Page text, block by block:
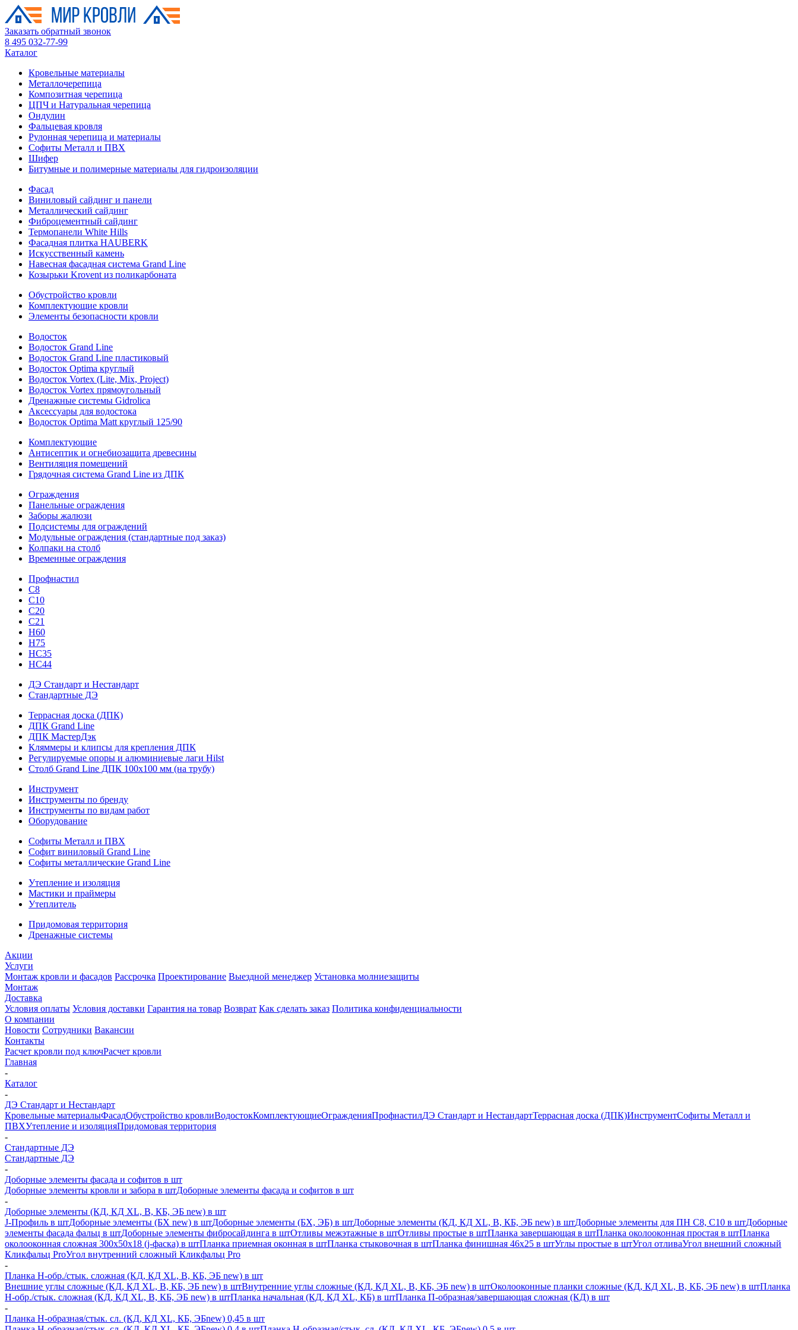
Заказать обратный звонок
8 495 032-77-99
Каталог
Кровельные материалы
Металлочерепица
Композитная черепица
ЦПЧ и Натуральная черепица
Ондулин
Фальцевая кровля
Рулонная черепица и материалы
Софиты Металл и ПВХ
Шифер
Битумные и полимерные материалы для гидроизоляции
Фасад
Виниловый сайдинг и панели
Металлический сайдинг
Фиброцементный сайдинг
Термопанели White Hills
Фасадная плитка HAUBERK
Искусственный камень
Навесная фасадная система Grand Line
Козырьки Krovent из поликарбоната
Обустройство кровли
Комплектующие кровли
Элементы безопасности кровли
Водосток
Водосток Grand Line
Водосток Grand Line пластиковый
Водосток Optima круглый
Водосток Vortex (Lite, Mix, Project)
Водосток Vortex прямоугольный
Дренажные системы Gidrolica
Аксессуары для водостока
Водосток Optima Matt круглый 125/90
Комплектующие
Антисептик и огнебиозащита древесины
Вентиляция помещений
Грядочная система Grand Line из ДПК
Ограждения
Панельные ограждения
Заборы жалюзи
Подсистемы для ограждений
Модульные ограждения (стандартные под заказ)
Колпаки на столб
Временные ограждения
Профнастил
С8
С10
С20
С21
H60
H75
HС35
НС44
ДЭ Стандарт и Нестандарт
Стандартные ДЭ
Террасная доска (ДПК)
ДПК Grand Line
ДПК МастерДэк
Кляммеры и клипсы для крепления ДПК
Регулируемые опоры и алюминиевые лаги Hilst
Столб Grand Line ДПК 100х100 мм (на трубу)
Инструмент
Инструменты по бренду
Инструменты по видам работ
Оборудование
Софиты Металл и ПВХ
Софит виниловый Grand Line
Софиты металлические Grand Line
Утепление и изоляция
Мастики и праймеры
Утеплитель
Придомовая территория
Дренажные системы
Акции
Услуги
Монтаж кровли и фасадов Рассрочка Проектирование Выездной менеджер Установка молниезащиты
Монтаж
Доставка
Условия оплаты Условия доставки Гарантия на товар Возврат Как сделать заказ Политика конфиденциальности
О компании
Новости Сотрудники Вакансии
Контакты
Расчет кровли под ключРасчет кровли
Главная
-
Каталог
-
ДЭ Стандарт и Нестандарт
Кровельные материалыФасадОбустройство кровлиВодостокКомплектующиеОгражденияПрофнастилДЭ Стандарт и НестандартТеррасная доска (ДПК)ИнструментСофиты Металл и
ПВХУтепление и изоляцияПридомовая территория
-
Стандартные ДЭ
Стандартные ДЭ
-
Доборные элементы фасада и софитов в шт
Доборные элементы кровли и забора в штДоборные элементы фасада и софитов в шт
-
Доборные элементы (КД, КД XL, В, КБ, ЭБ new) в шт
J-Профиль в штДоборные элементы (БХ new) в штДоборные элементы (БХ, ЭБ) в штДоборные элементы (КД, КД XL, В, КБ, ЭБ new) в штДоборные элементы для ПН С8, С10 в штДоборные
элементы фасада фальц в штДоборные элементы фибросайдинга в штОтливы межэтажные в штОтливы простые в штПланка завершающая в штПланка околооконная простая в штПланка
околооконная сложная 300х50х18 (j-фаска) в штПланка приемная оконная в штПланка стыковочная в штПланка финишная 46х25 в штУглы простые в штУгол отливаУгол внешний сложный
Кликфальц ProУгол внутренний сложный Кликфальц Pro
-
Планка H-обр./стык. сложная (КД, КД XL, В, КБ, ЭБ new) в шт
Внешние углы сложные (КД, КД XL, В, КБ, ЭБ new) в штВнутренние углы сложные (КД, КД XL, В, КБ, ЭБ new) в штОколооконные планки сложные (КД, КД XL, В, КБ, ЭБ new) в штПланка
H-обр./стык. сложная (КД, КД XL, В, КБ, ЭБ new) в штПланка начальная (КД, КД XL, КБ) в штПланка П-образная/завершающая сложная (КД) в шт
-
Планка H-образная/стык. сл. (КД, КД XL, КБ, ЭБnew) 0,45 в шт